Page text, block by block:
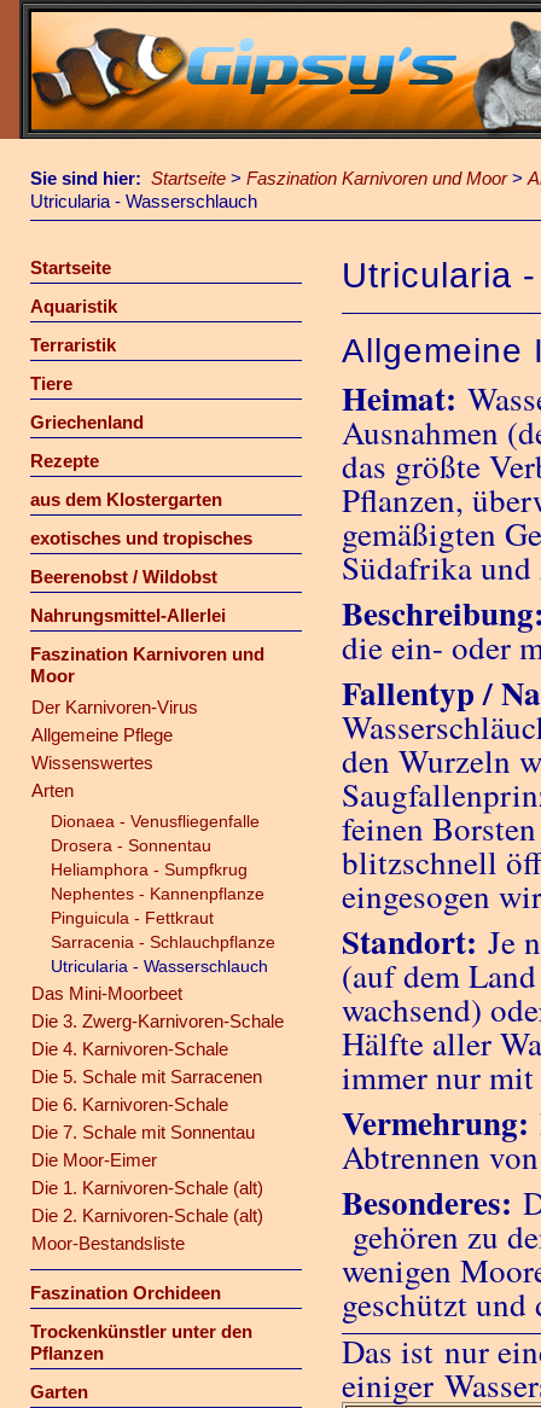
Sie sind hier: Startseite > Faszination Karnivoren und Moor>
Utricularia - Wasserschlauch
Startseite
Aquaristik
Terraristik
Tiere
Griechenland
Rezepte
aus dem Klostergarten
exotisches und tropisches
Beerenobst / Wildobst
Nahrungsmittel-Allerlei
Faszination Karnivoren und
Moor
Der Karnivoren-Virus
Allgemeine Pflege
Wissenswertes
Arten
Dionaea - Venusfliegenfalle
Drosera - Sonnentau
Heliamphora - Sumpfkrug
Nephentes - Kannenpflanze
Pinguicula - Fettkraut
Sarracenia - Schlauchpflanze
Utricularia - Wasserschlauch
Das Mini-Moorbeet
Die 3. Zwerg-Karnivoren-Schale
Die 4. Karnivoren-Schale
Die 5. Schale mit Sarracenen
Die 6. Karnivoren-Schale
Die 7. Schale mit Sonnentau
Die Moor-Eimer
Die 1. Karnivoren-Schale (alt)
Die 2. Karnivoren-Schale (alt)
Moor-Bestandsliste
Faszination Orchideen
Trockenkünstler unter den
Pflanzen
Garten
Utricularia
Allgemeine
Heimat:
Ausnahmen
das größte
Pflanzen,
gemäßigten
Südafrika
die ein- oder
Fallentyp /
den Wurzeln
feinen
blitzschnell
eingesogen
Standort: Je
(auf dem
wachsend)
Hälfte aller
immer nur mit
Vermehrung:
Abtrennen
Besonderes:
gehören zu
wenigen
geschützt
Das ist nur
einiger